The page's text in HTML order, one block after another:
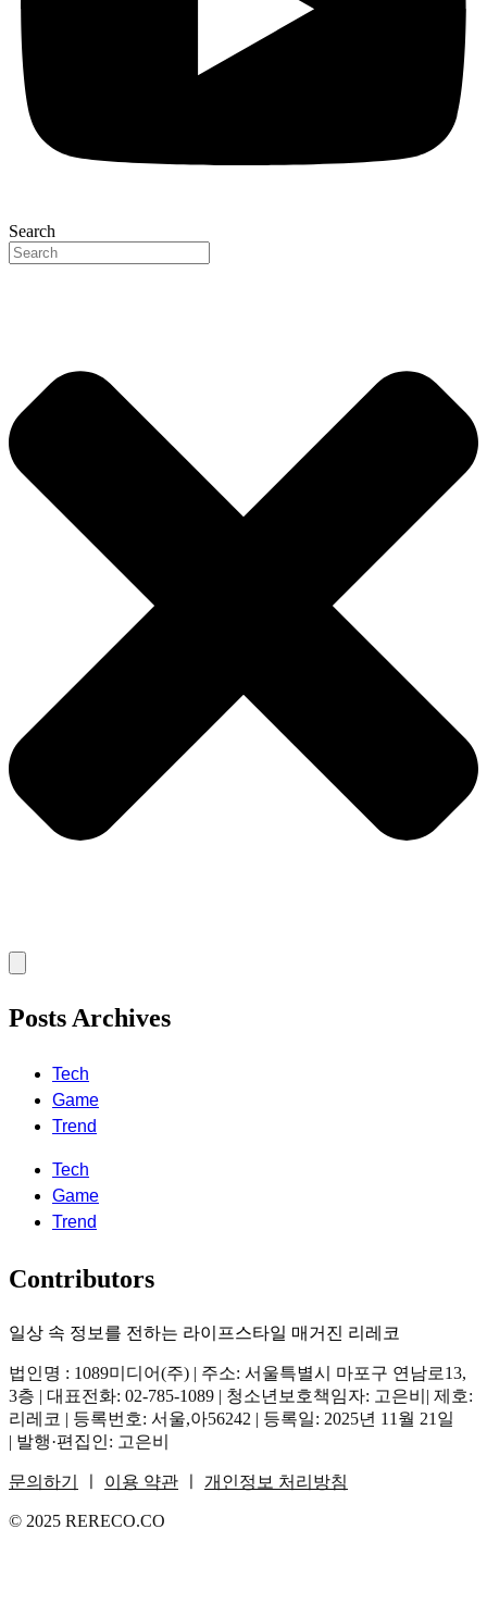
Search
Posts Archives
Tech
Game
Trend
Tech
Game
Trend
Contributors
일상 속 정보를 전하는 라이프스타일 매거진 리레코
법인명 : 1089미디어(주) | 주소: 서울특별시 마포구 연남로13,
3층 | 대표전화: 02-785-1089 | 청소년보호책임자: 고은비| 제호:
리레코 | 등록번호: 서울,아56242 | 등록일: 2025년 11월 21일
| 발행·편집인: 고은비
문의하기 이용 약관 개인정보 처리방침
© 2025 RERECO.CO